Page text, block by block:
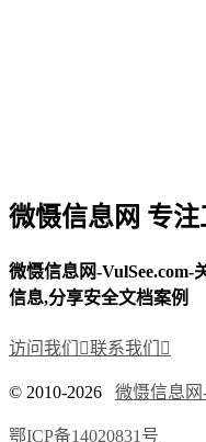
微慑信息网 专
微慑信息网-VulSee.com-
信息,分享安全文档案例
访问我们 联系我们 
© 2010-2026 微慑信息网
鄂ICP备14020831号